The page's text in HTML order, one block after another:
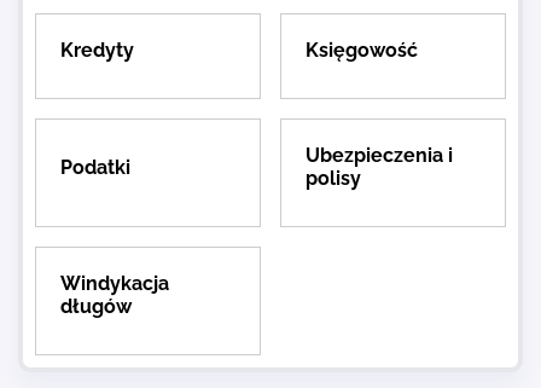
Kredyty Księgowość
Podatki
Ubezpieczenia i
polisy
Windykacja
długów